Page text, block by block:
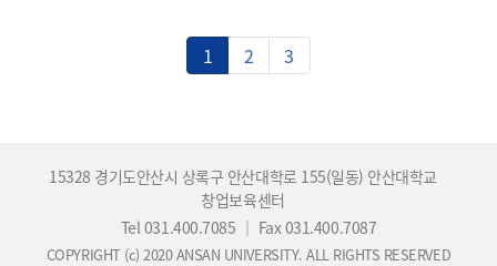
1 2 3
15328 경기도안산시 상록구 안산대학로 155(일동) 안산대학교
창업보육센터
Tel 031.400.7085 ｜ Fax 031.400.7087
COPYRIGHT (c) 2020 ANSAN UNIVERSITY. ALL RIGHTS RESERVED